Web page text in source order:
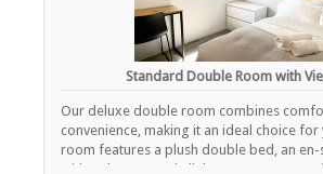
Standard Double Room with
Our deluxe double room combines
convenience, making it an ideal choice for
room features a plush double bed, an
with a shower, and all the necessary